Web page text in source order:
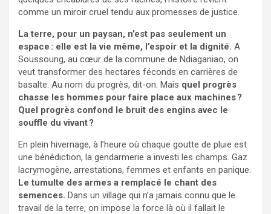
comme un miroir cruel tendu aux promesses de justice.
La terre, pour un paysan, n’est pas seulement un
espace : elle est la vie même, l’espoir et la dignité. A
Soussoung, au cœur de la commune de Ndiaganiao, on
veut transformer des hectares féconds en carrières de
basalte. Au nom du progrès, dit-on. Mais quel progrès
chasse les hommes pour faire place aux machines ?
Quel progrès confond le bruit des engins avec le
souffle du vivant ?
En plein hivernage, à l’heure où chaque goutte de pluie est
une bénédiction, la gendarmerie a investi les champs. Gaz
lacrymogène, arrestations, femmes et enfants en panique.
Le tumulte des armes a remplacé le chant des
semences. Dans un village qui n’a jamais connu que le
travail de la terre, on impose la force là où il fallait le